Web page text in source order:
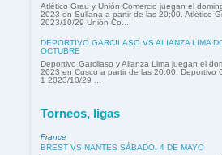
Atlético Grau y Unión Comercio juegan el
2023 en Sullana a partir de las 20:00. Atlético
2023/10/29 Unión Co...
DEPORTIVO GARCILASO VS ALIANZA LIMA
OCTUBRE
Deportivo Garcilaso y Alianza Lima juegan el
2023 en Cusco a partir de las 20:00. Deportivo
1 2023/10/29 ...
Torneos, ligas
France
BREST VS NANTES SÁBADO, 4 DE MAYO